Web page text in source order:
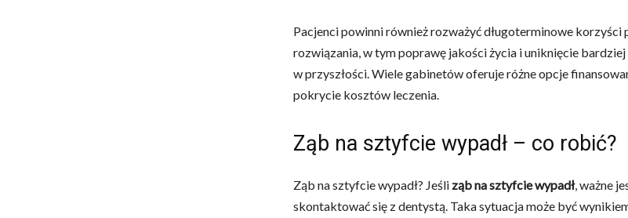
Pacjenci powinni również rozważyć długoterminowe korzyści
rozwiązania, w tym poprawę jakości życia i uniknięcie
w przyszłości. Wiele gabinetów oferuje różne opcje
pokrycie kosztów leczenia.
Ząb na sztyfcie wypadł – co robić?
Ząb na sztyfcie wypadł? Jeśli ząb na sztyfcie wypadł, ważne
skontaktować się z dentystą. Taka sytuacja może być